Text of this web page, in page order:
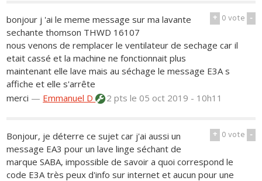
+ 0vote -
bonjour j 'ai le meme message sur ma lavante
sechante thomson THWD 16107
nous venons de remplacer le ventilateur de sechage car il
etait cassé et la machine ne fonctionnait plus
maintenant elle lave mais au séchage le message E3A s
affiche et elle s'arrête
merci — Emmanuel D 2 ptsle 05 oct 2019 - 10h11
+ 0vote -
Bonjour, je déterre ce sujet car j'ai aussi un
message EA3 pour un lave linge séchant de
marque SABA, impossible de savoir a quoi correspond le
code E3A très peux d'info sur internet et aucun pour une